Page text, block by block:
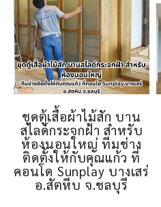
ชุดตู้เสื้อผ้าไม้สัก บาน
สไลด์กระจกฝ้า สำหรับ
ห้องนอนใหญ่ ทีมช่าง
ติดตั้งให้กับคุณแก้ว ที่
คอนโด Sunplay บางเสร่
อ.สัตหีบ จ.ชลบุรี